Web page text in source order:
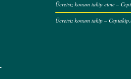
Ücretsiz konum takip etme –
Ücretsiz konum takip –